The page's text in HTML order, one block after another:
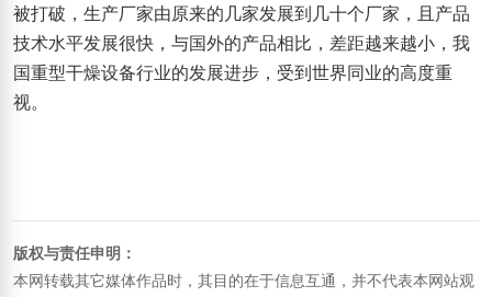
被打破，生产厂家由原来的几家发展到几十个厂家，且产品
技术水平发展很快，与国外的产品相比，差距越来越小，我
国重型干燥设备行业的发展进步，受到世界同业的高度重
视。
版权与责任申明：
本网转载其它媒体作品时，其目的在于信息互通，并不代表本网站观